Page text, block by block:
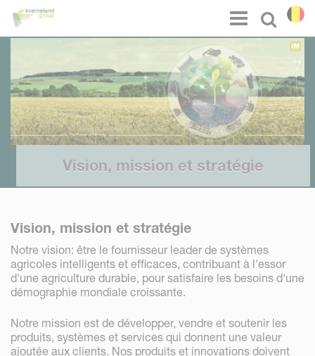
Select
Menu
Vision, mission et stratégie
Vision, mission et stratégie
Notre vision: être le fournisseur leader de systèmes
agricoles intelligents et efficaces, contribuant à l'essor
d'une agriculture durable, pour satisfaire les besoins d'une
démographie mondiale croissante.
Notre mission est de développer, vendre et soutenir les
produits, systèmes et services qui donnent une valeur
ajoutée aux clients. Nos produits et innovations doivent
Panneau de gestion des cookies